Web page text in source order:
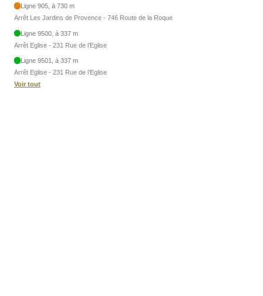
Ligne 905, à 730 m
Arrêt Les Jardins de Provence - 746 Route de la Roque
Ligne 9500, à 337 m
Arrêt Eglise - 231 Rue de l’Eglise
Ligne 9501, à 337 m
Arrêt Eglise - 231 Rue de l’Eglise
Voir tout